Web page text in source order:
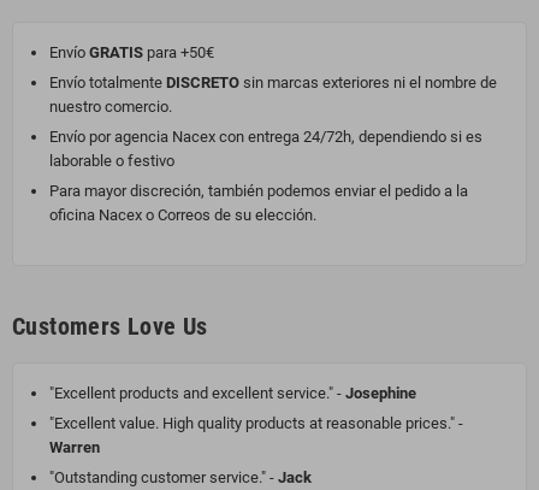
Envío GRATIS para +50€
Envío totalmente DISCRETO sin marcas exteriores ni el nombre de
nuestro comercio.
Envío por agencia Nacex con entrega 24/72h, dependiendo si es
laborable o festivo
Para mayor discreción, también podemos enviar el pedido a la
oficina Nacex o Correos de su elección.
Customers Love Us
"Excellent products and excellent service." - Josephine
"Excellent value. High quality products at reasonable prices." -
Warren
"Outstanding customer service." - Jack